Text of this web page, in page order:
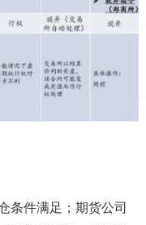
条件满足；期货公司